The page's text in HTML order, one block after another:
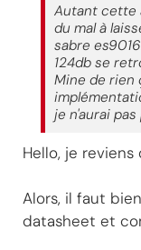
Autant cette
du mal à
sabre
124db se
Mine de rien
je n'aurai
Hello, je
Alors, il faut
datasheet et